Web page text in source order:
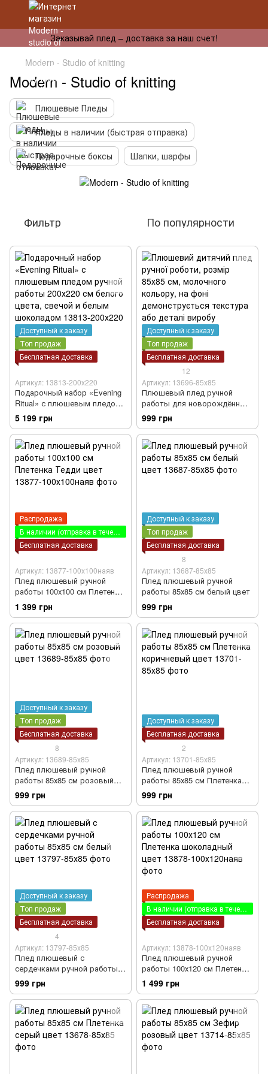
Заказывай плед – доставка за наш счет!
Modern - Studio of knitting
Modern - Studio of knitting
Плюшевые Пледы
Пледы в наличии (быстрая отправка)
Подарочные боксы
Шапки, шарфы
Фильтр По популярности
Доступный к заказу
Топ продаж
Бесплатная доставка
Артикул: 13813-200х220
Подарочный набор «Evening
Ritual» с плюшевым пледом
ручной работы 200х220 см
белого цвета, свечой и
белым шоколадом
5 199 грн
Доступный к заказу
Топ продаж
Бесплатная доставка
12
Артикул: 13696-85х85
Плюшевый плед ручной
работы для новорождённых
85х85 см молочный цвет
999 грн
Распродажа
В наличии (отправка в течение суток)
Бесплатная доставка
Артикул: 13877-100х100наяв
Плед плюшевый ручной
работы 100х100 см Плетенка
Тедди цвет
1 399 грн
Доступный к заказу
Топ продаж
Бесплатная доставка
8
Артикул: 13687-85х85
Плед плюшевый ручной
работы 85х85 см белый цвет
999 грн
Доступный к заказу
Топ продаж
Бесплатная доставка
8
Артикул: 13689-85х85
Плед плюшевый ручной
работы 85х85 см розовый
цвет
999 грн
Доступный к заказу
Бесплатная доставка
2
Артикул: 13701-85х85
Плед плюшевый ручной
работы 85х85 см Плетенка
коричневый цвет
999 грн
Доступный к заказу
Топ продаж
Бесплатная доставка
4
Артикул: 13797-85х85
Плед плюшевый с
сердечками ручной работы
85х85 см белый цвет
999 грн
Распродажа
В наличии (отправка в течение суток)
Бесплатная доставка
Артикул: 13878-100х120наяв
Плед плюшевый ручной
работы 100х120 см Плетенка
шоколадный цвет
1 499 грн